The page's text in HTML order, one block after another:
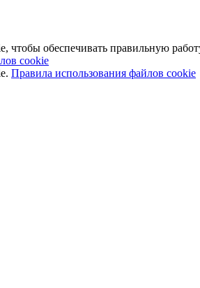
обеспечивать правильную
cookie
Правила использования файлов cookie